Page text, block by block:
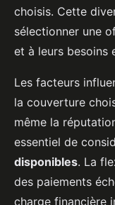
choisis. Cette
sélectionner une
et à leurs besoins
Les facteurs
la couverture
même la
essentiel de
disponibles. La
des paiements
charge financière